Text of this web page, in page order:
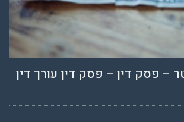
– פסק דין – פסק דין עורך דין